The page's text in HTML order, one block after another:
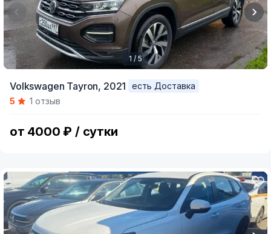
of
1 / 5
Volkswagen Tayron, 2021
есть Доставка
5
1 отзыв
от 4000 ₽ / сутки